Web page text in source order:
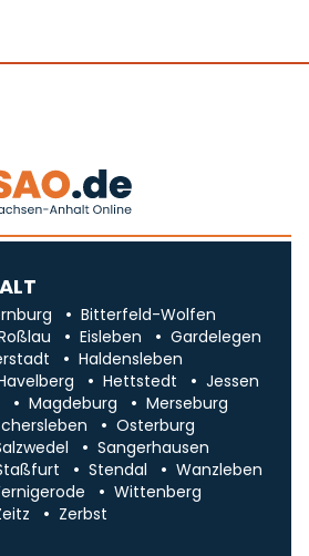
Bitterfeld-Wolfen
Eisleben
Gardelegen
Haldensleben
Hettstedt
Jessen
Magdeburg
Merseburg
Osterburg
Sangerhausen
Stendal
Wanzleben
Wittenberg
Zerbst